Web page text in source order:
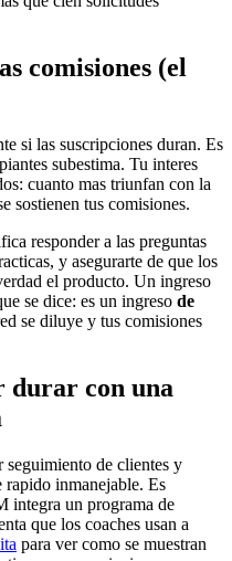
comisiones (el
si las suscripciones duran. Es
subestima. Tu interes
cuanto mas triunfan con la
sostienen tus comisiones.
responder a las preguntas
y asegurarte de que los
el producto. Un ingreso
se dice: es un ingreso de
se diluye y tus comisiones
durar con una
seguimiento de clientes y
rapido inmanejable. Es
integra un programa de
que los coaches usan a
para ver como se muestran